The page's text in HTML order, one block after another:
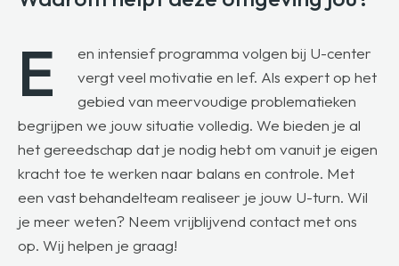
E
en intensief programma volgen bij U-center
vergt veel motivatie en lef. Als expert op het
gebied van meervoudige problematieken
begrijpen we jouw situatie volledig. We bieden je al
het gereedschap dat je nodig hebt om vanuit je eigen
kracht toe te werken naar balans en controle. Met
een vast behandelteam realiseer je jouw U-turn. Wil
je meer weten? Neem vrijblijvend contact met ons
op. Wij helpen je graag!